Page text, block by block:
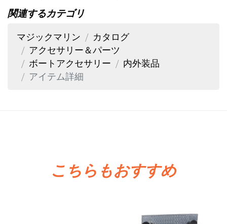
関連するカテゴリ
マジックマリン
カタログ
アクセサリー＆パーツ
ボートアクセサリー
内外装品
アイテム詳細
こちらもおすすめ